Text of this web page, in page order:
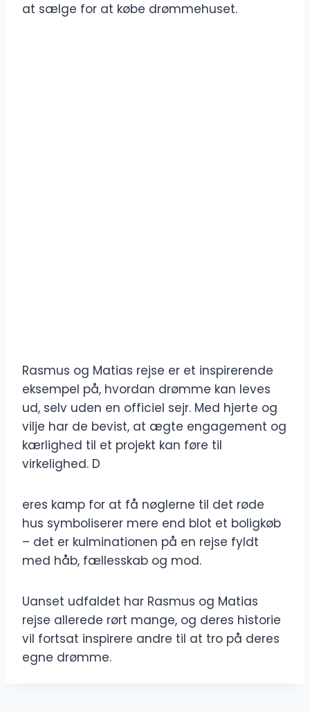
at sælge for at købe drømmehuset.
Rasmus og Matias rejse er et inspirerende
eksempel på, hvordan drømme kan leves
ud, selv uden en officiel sejr. Med hjerte og
vilje har de bevist, at ægte engagement og
kærlighed til et projekt kan føre til
virkelighed. D
eres kamp for at få nøglerne til det røde
hus symboliserer mere end blot et boligkøb
– det er kulminationen på en rejse fyldt
med håb, fællesskab og mod.
Uanset udfaldet har Rasmus og Matias
rejse allerede rørt mange, og deres historie
vil fortsat inspirere andre til at tro på deres
egne drømme.